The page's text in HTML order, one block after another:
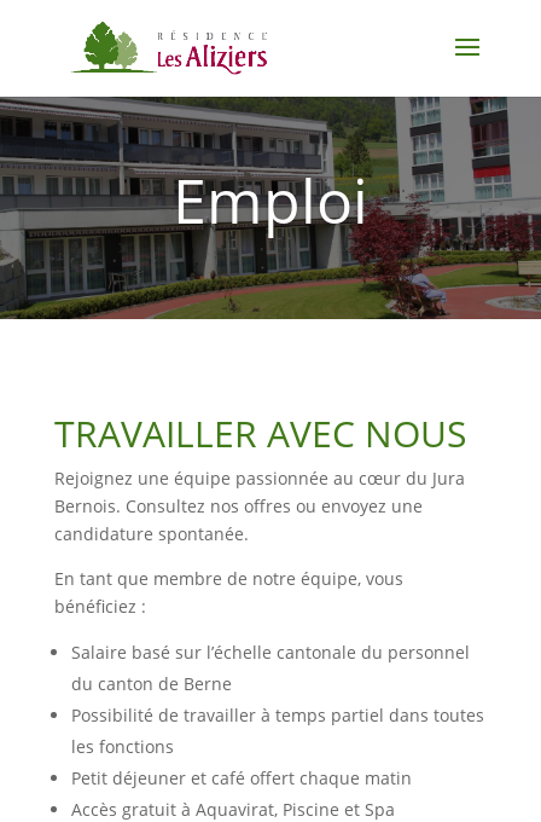
Emploi
TRAVAILLER AVEC NOUS
Rejoignez une équipe passionnée au cœur du Jura
Bernois. Consultez nos offres ou envoyez une
candidature spontanée.
En tant que membre de notre équipe, vous
bénéficiez :
Salaire basé sur l’échelle cantonale du personnel
du canton de Berne
Possibilité de travailler à temps partiel dans toutes
les fonctions
Petit déjeuner et café offert chaque matin
Accès gratuit à Aquavirat, Piscine et Spa